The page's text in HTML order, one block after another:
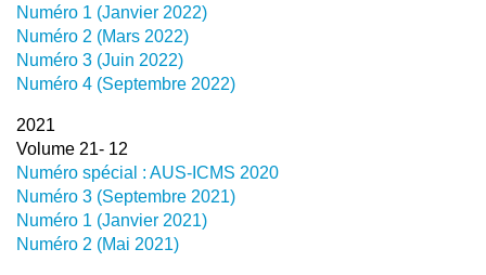
Numéro 1 (Janvier 2022)
Numéro 2 (Mars 2022)
Numéro 3 (Juin 2022)
Numéro 4 (Septembre 2022)
2021
Volume 21- 12
Numéro spécial : AUS-ICMS 2020
Numéro 3 (Septembre 2021)
Numéro 1 (Janvier 2021)
Numéro 2 (Mai 2021)